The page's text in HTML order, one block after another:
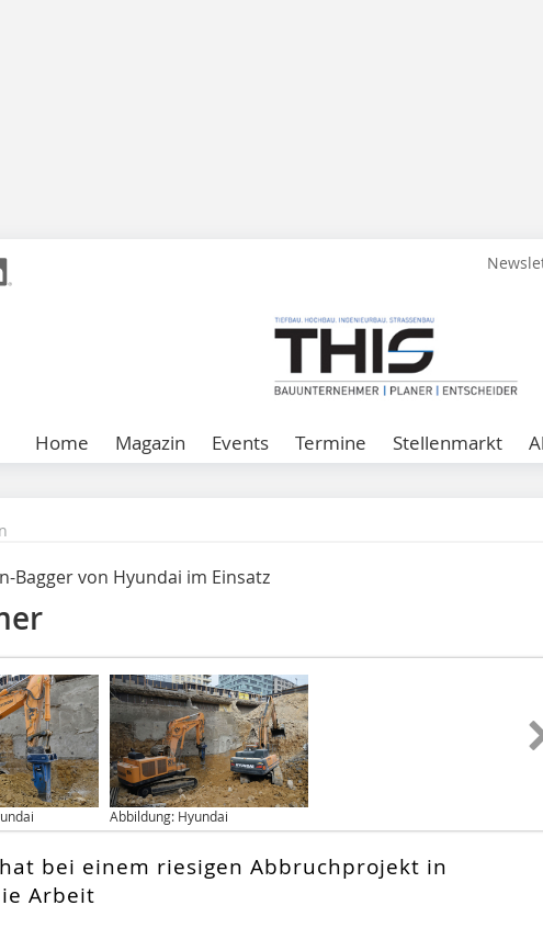
Home Magazin Events Termine Stellenmarkt
Bagger von Hyundai im Einsatz
Abbildung: Hyundai
bei einem riesigen Abbruchprojekt in
Arbeit